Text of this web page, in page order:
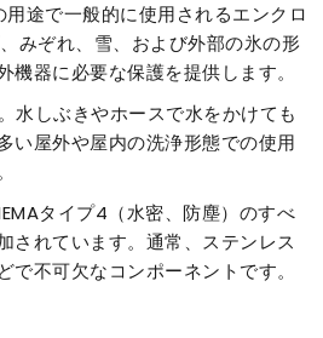
途で一般的に使用されるエンクロ
みぞれ、雪、および外部の氷の形
器に必要な保護を提供します。
水しぶきやホースで水をかけても
い屋外や屋内の洗浄形態での使用
タイプ4（水密、防塵）のすべ
されています。通常、ステンレス
不可欠なコンポーネントです。